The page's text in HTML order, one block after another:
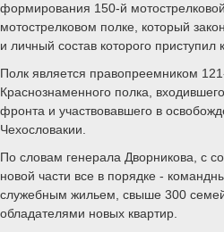
формирования 150-й
мотострелковом полке, который
и личный состав которого приступил
Полк является правопреемником
Краснознаменного полка,
фронта и участвовавшего в
Чехословакии.
По словам генерала Дворникова, с
новой части все в порядке -
служебным жильем, свыше 300
обладателями новых квартир.